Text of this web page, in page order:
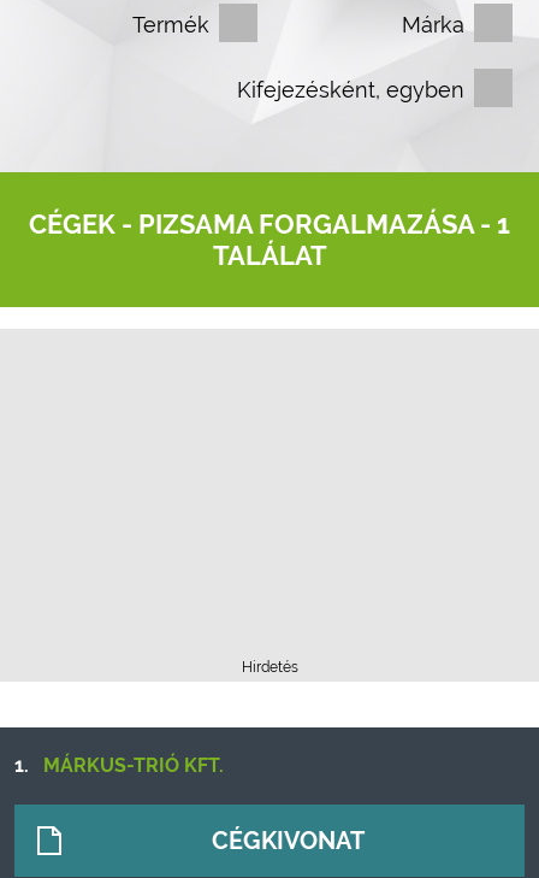
Termék Márka
Kifejezésként, egyben
CÉGEK - PIZSAMA FORGALMAZÁSA- 1
TALÁLAT
Hirdetés
1. MÁRKUS-TRIÓ KFT.
CÉGKIVONAT